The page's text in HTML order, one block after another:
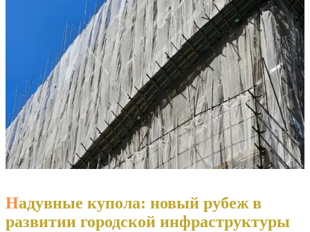
Надувные купола: новый рубеж в
развитии городской инфраструктуры